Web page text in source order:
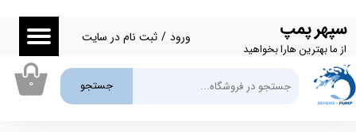
سپهر پمپ
از ما بهترین هارا بخواهید
جستجو
ورود / ثبت نام در سایت
حساب کاربری من
تغییر گذر واژه
سفارشات
۰